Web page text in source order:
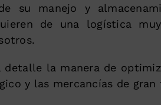
su manejo y
de una logística
detalle la manera de
y las mercancías de gran